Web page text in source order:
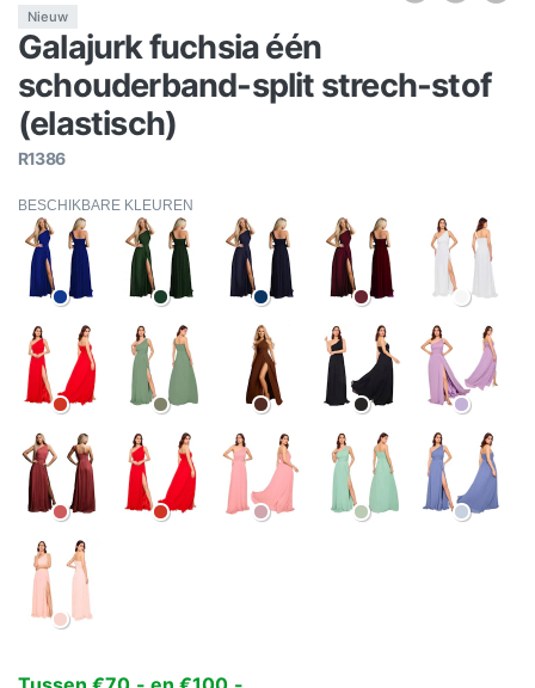
Nieuw
Galajurk fuchsia één
schouderband-split strech-stof
(elastisch)
R1386
BESCHIKBARE KLEUREN